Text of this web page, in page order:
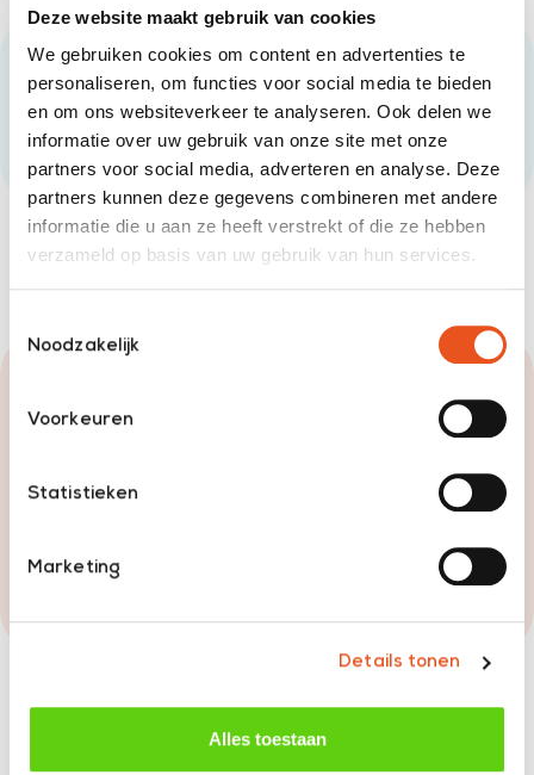
Deze website maakt gebruik van cookies
We gebruiken cookies om content en advertenties te
personaliseren, om functies voor social media te bieden
en om ons websiteverkeer te analyseren. Ook delen we
informatie over uw gebruik van onze site met onze
partners voor social media, adverteren en analyse. Deze
partners kunnen deze gegevens combineren met andere
informatie die u aan ze heeft verstrekt of die ze hebben
verzameld op basis van uw gebruik van hun services.
Noodzakelijk
Voorkeuren
Statistieken
Marketing
Details tonen
Alles toestaan
Behandeling van
Zweepslag
lees meer
genieten? Podotherapie kan de